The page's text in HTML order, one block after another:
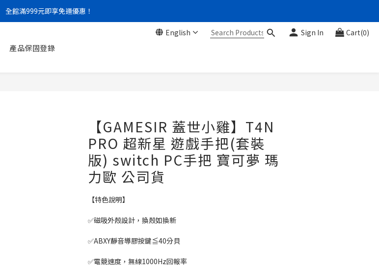
門市限定｜現金結帳不限金額 95 折
門市限定｜現金結帳不限金額 95 折
門市限定｜現金結帳不限金額 95 折
English Sign In Cart(0)
產品保固登錄
【GAMESIR 蓋世小雞】T4N
PRO 超新星 遊戲手把(套裝
版) switch PC手把 寶可夢 瑪
力歐 公司貨
【特色說明】
✅磁吸外殼設計，換殼如換新
✅ABXY靜音導膠按鍵≦40分貝
✅電競速度，無線1000Hz回報率